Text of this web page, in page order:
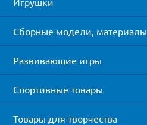
Сборные модели, материалы
Развивающие игры
Спортивные товары
Товары для творчества